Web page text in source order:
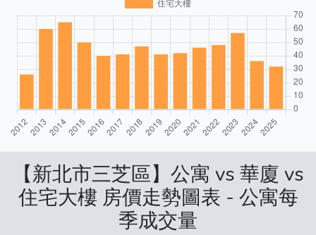
【新北市三芝區】公寓 vs 華廈 vs
住宅大樓 房價走勢圖表 - 公寓每
季成交量